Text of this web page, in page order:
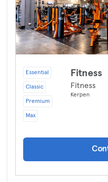
Essential
Classic
Premium
Max
Fitness
Fitness
Kerpen